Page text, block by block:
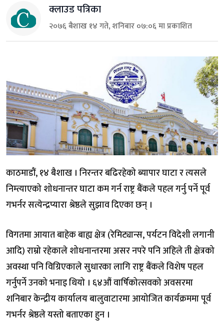
क्लाउड पत्रिका
२०७६ बैशाख १४ गते, शनिबार ०७:०६ मा प्रकाशित
काठमाडौं, १४ बैशाख । निरन्तर बढिरहेको ब्यापार घाटा र त्यसले
निम्त्याएको शोधनान्तर घाटा कम गर्न राष्ट्र बैंकले पहल गर्नु पर्ने पूर्व
गभर्नर सत्येन्द्रप्यारा श्रेष्ठले सुझाव दिएका छन् ।
विगतमा आयात बाहेक बाह्य क्षेत्र (रेमिट्यान्स, पर्यटन विदेशी लगानी
आदि) राम्रो रहेकाले शोधनान्तरमा असर नपरे पनि अहिले ती क्षेत्रको
अवस्था पनि विग्रिएकाले सुधारका लागि राष्ट्र बैंकले विशेष पहल
गर्नुपर्ने उनको भनाइ थियो । ६४औं वार्षिकोत्सवको अवसरमा
शनिबार केन्द्रीय कार्यालय बालुवाटारमा आयोजित कार्यक्रममा पूर्व
गभर्नर श्रेष्ठले यस्तो बताएका हुन ।